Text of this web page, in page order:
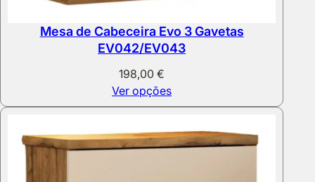
Mesa de Cabeceira Evo 3 Gavetas
EV042/EV043
198,00€
Ver opções